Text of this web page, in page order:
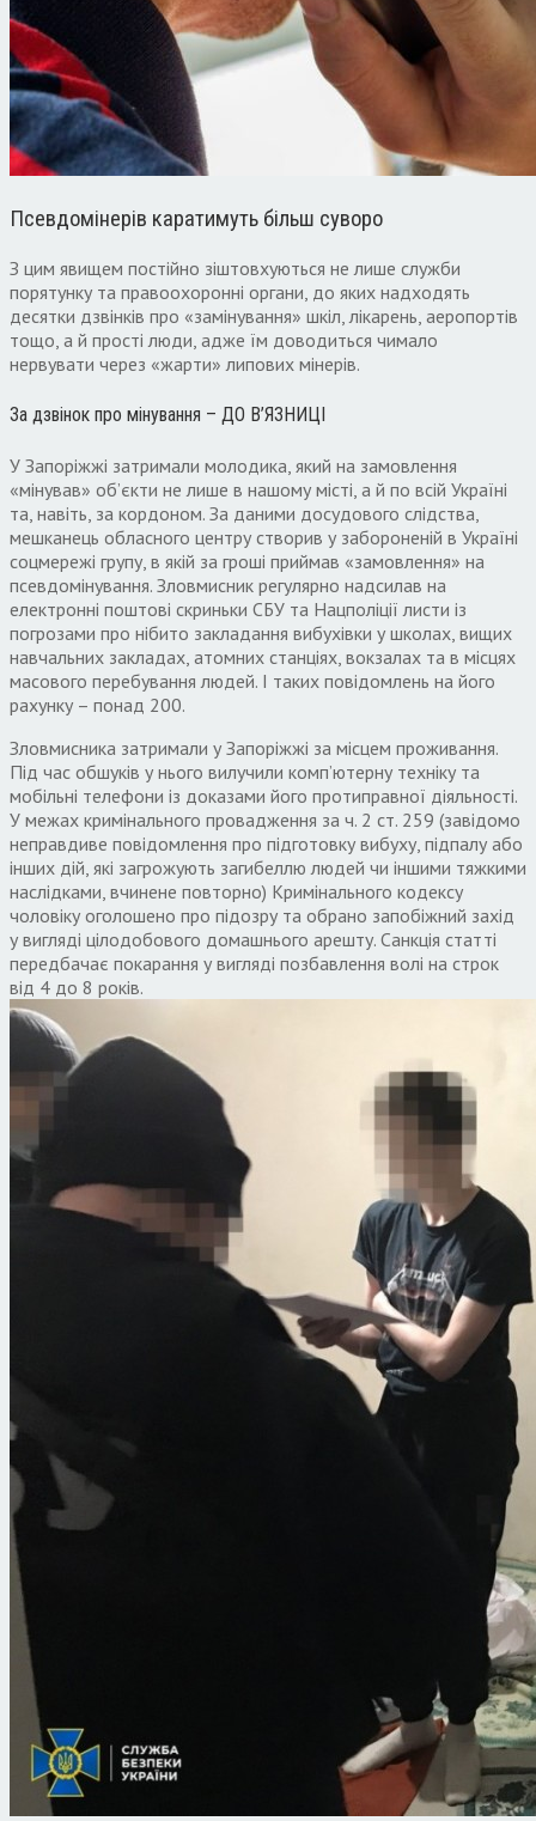
Псевдомінерів каратимуть більш суворо
З цим явищем постійно зіштовхуються не лише служби
порятунку та правоохоронні органи, до яких надходять
десятки дзвінків про «замінування» шкіл, лікарень, аеропортів
тощо, а й прості люди, адже їм доводиться чимало
нервувати через «жарти» липових мінерів.
За дзвінок про мінування – ДО В’ЯЗНИЦІ
У Запоріжжі затримали молодика, який на замовлення
«мінував» об’єкти не лише в нашому місті, а й по всій Україні
та, навіть, за кордоном. За даними досудового слідства,
мешканець обласного центру створив у забороненій в Україні
соцмережі групу, в якій за гроші приймав «замовлення» на
псевдомінування. Зловмисник регулярно надсилав на
електронні поштові скриньки СБУ та Нацполіції листи із
погрозами про нібито закладання вибухівки у школах, вищих
навчальних закладах, атомних станціях, вокзалах та в місцях
масового перебування людей. І таких повідомлень на його
рахунку – понад 200.
Зловмисника затримали у Запоріжжі за місцем проживання.
Під час обшуків у нього вилучили комп’ютерну техніку та
мобільні телефони із доказами його протиправної діяльності.
У межах кримінального провадження за ч. 2 ст. 259 (завідомо
неправдиве повідомлення про підготовку вибуху, підпалу або
інших дій, які загрожують загибеллю людей чи іншими тяжкими
наслідками, вчинене повторно) Кримінального кодексу
чоловіку оголошено про підозру та обрано запобіжний захід
у вигляді цілодобового домашнього арешту. Санкція статті
передбачає покарання у вигляді позбавлення волі на строк
від 4 до 8 років.